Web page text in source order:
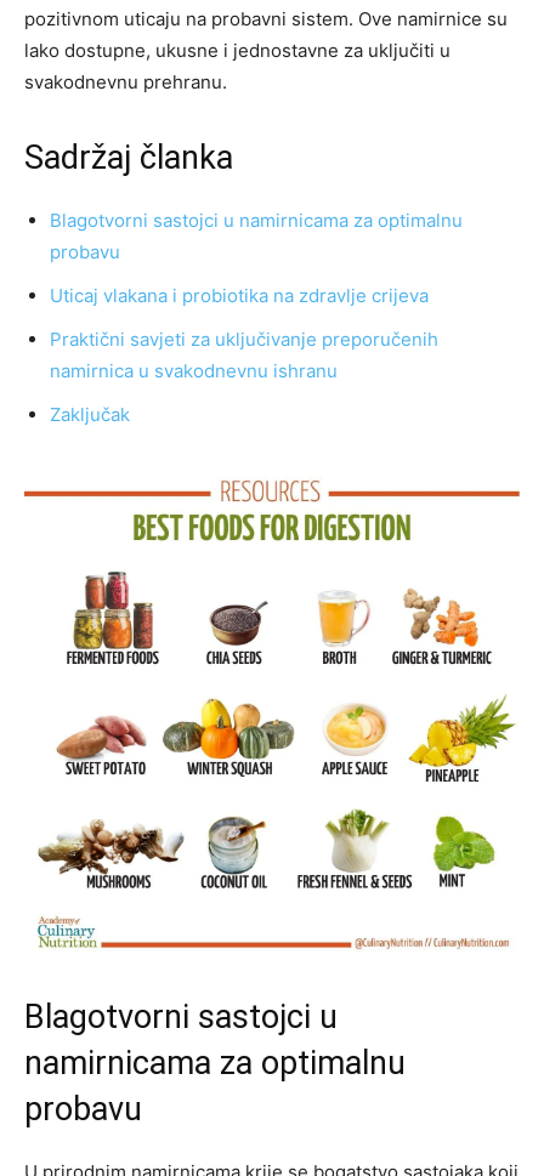
pozitivnom uticaju na probavni sistem. Ove namirnice su
lako dostupne, ukusne i jednostavne za uključiti u
svakodnevnu prehranu.
Sadržaj članka
Blagotvorni sastojci u namirnicama za optimalnu
probavu
Uticaj vlakana i probiotika na zdravlje crijeva
Praktični savjeti za uključivanje preporučenih
namirnica u svakodnevnu ishranu
Zaključak
Blagotvorni sastojci u
namirnicama za optimalnu
probavu
U prirodnim namirnicama krije se bogatstvo sastojaka koji